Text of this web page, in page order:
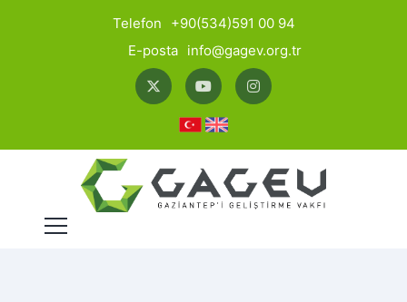
Telefon
+90(534)591 00 94
E-posta info@gagev.org.tr